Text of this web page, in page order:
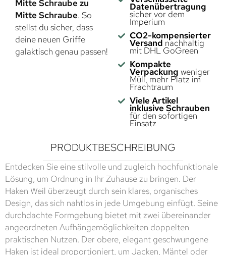
Mitte Schraube zu
Mitte Schraube. So
stellst du sicher, dass
deine neuen Griffe
galaktisch genau passen!
Datenübertragung
sicher vor dem
Imperium
CO2-kompensierter
Versand nachhaltig
mit DHL GoGreen
Kompakte
Verpackung weniger
Müll, mehr Platz im
Frachtraum
Viele Artikel
inklusive Schrauben
für den sofortigen
Einsatz
PRODUKTBESCHREIBUNG
Entdecken Sie eine stilvolle und zugleich hochfunktionale
Lösung, um Ordnung in Ihr Zuhause zu bringen. Der
Haken Weil überzeugt durch sein klares, organisches
Design, das sich nahtlos in jede Umgebung einfügt. Seine
durchdachte Formgebung bietet mit zwei übereinander
angeordneten Aufhängemöglichkeiten doppelten
praktischen Nutzen. Der obere, elegant geschwungene
Haken ist ideal proportioniert, um Jacken, Mäntel oder